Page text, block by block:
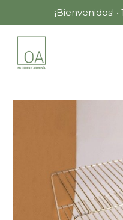
¡Bienvenidos!